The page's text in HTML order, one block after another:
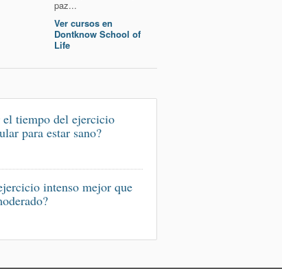
paz...
Ver cursos en
Dontknow School of
Life
el tiempo del ejercicio
para estar sano?
intenso mejor que